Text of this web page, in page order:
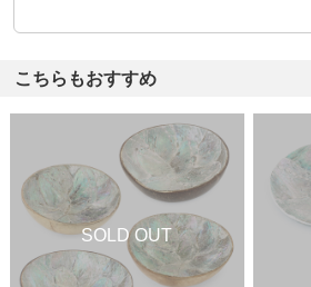
こちらもおすすめ